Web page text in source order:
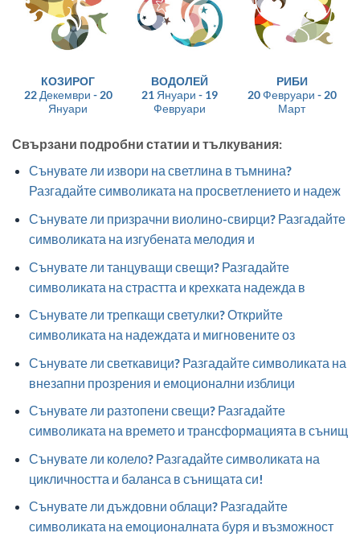
КОЗИРОГ
22 Декември - 20
Януари
ВОДОЛЕЙ
21 Януари - 19
Февруари
РИБИ
20 Февруари - 20
Март
Свързани подробни статии и тълкувания:
Сънувате ли извори на светлина в тъмнина?
Разгадайте символиката на просветлението и надеж
Сънувате ли призрачни виолино-свирци? Разгадайте
символиката на изгубената мелодия и
Сънувате ли танцуващи свещи? Разгадайте
символиката на страстта и крехката надежда в
Сънувате ли трепкащи светулки? Открийте
символиката на надеждата и мигновените оз
Сънувате ли светкавици? Разгадайте символиката на
внезапни прозрения и емоционални изблици
Сънувате ли разтопени свещи? Разгадайте
символиката на времето и трансформацията в сънищ
Сънувате ли колело? Разгадайте символиката на
цикличността и баланса в сънищата си!
Сънувате ли дъждовни облаци? Разгадайте
символиката на емоционалната буря и възможност